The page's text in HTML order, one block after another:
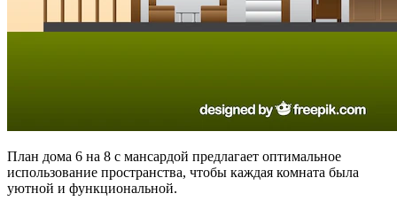
План дома 6 на 8 с мансардой предлагает оптимальное
использование пространства, чтобы каждая комната была
уютной и функциональной.